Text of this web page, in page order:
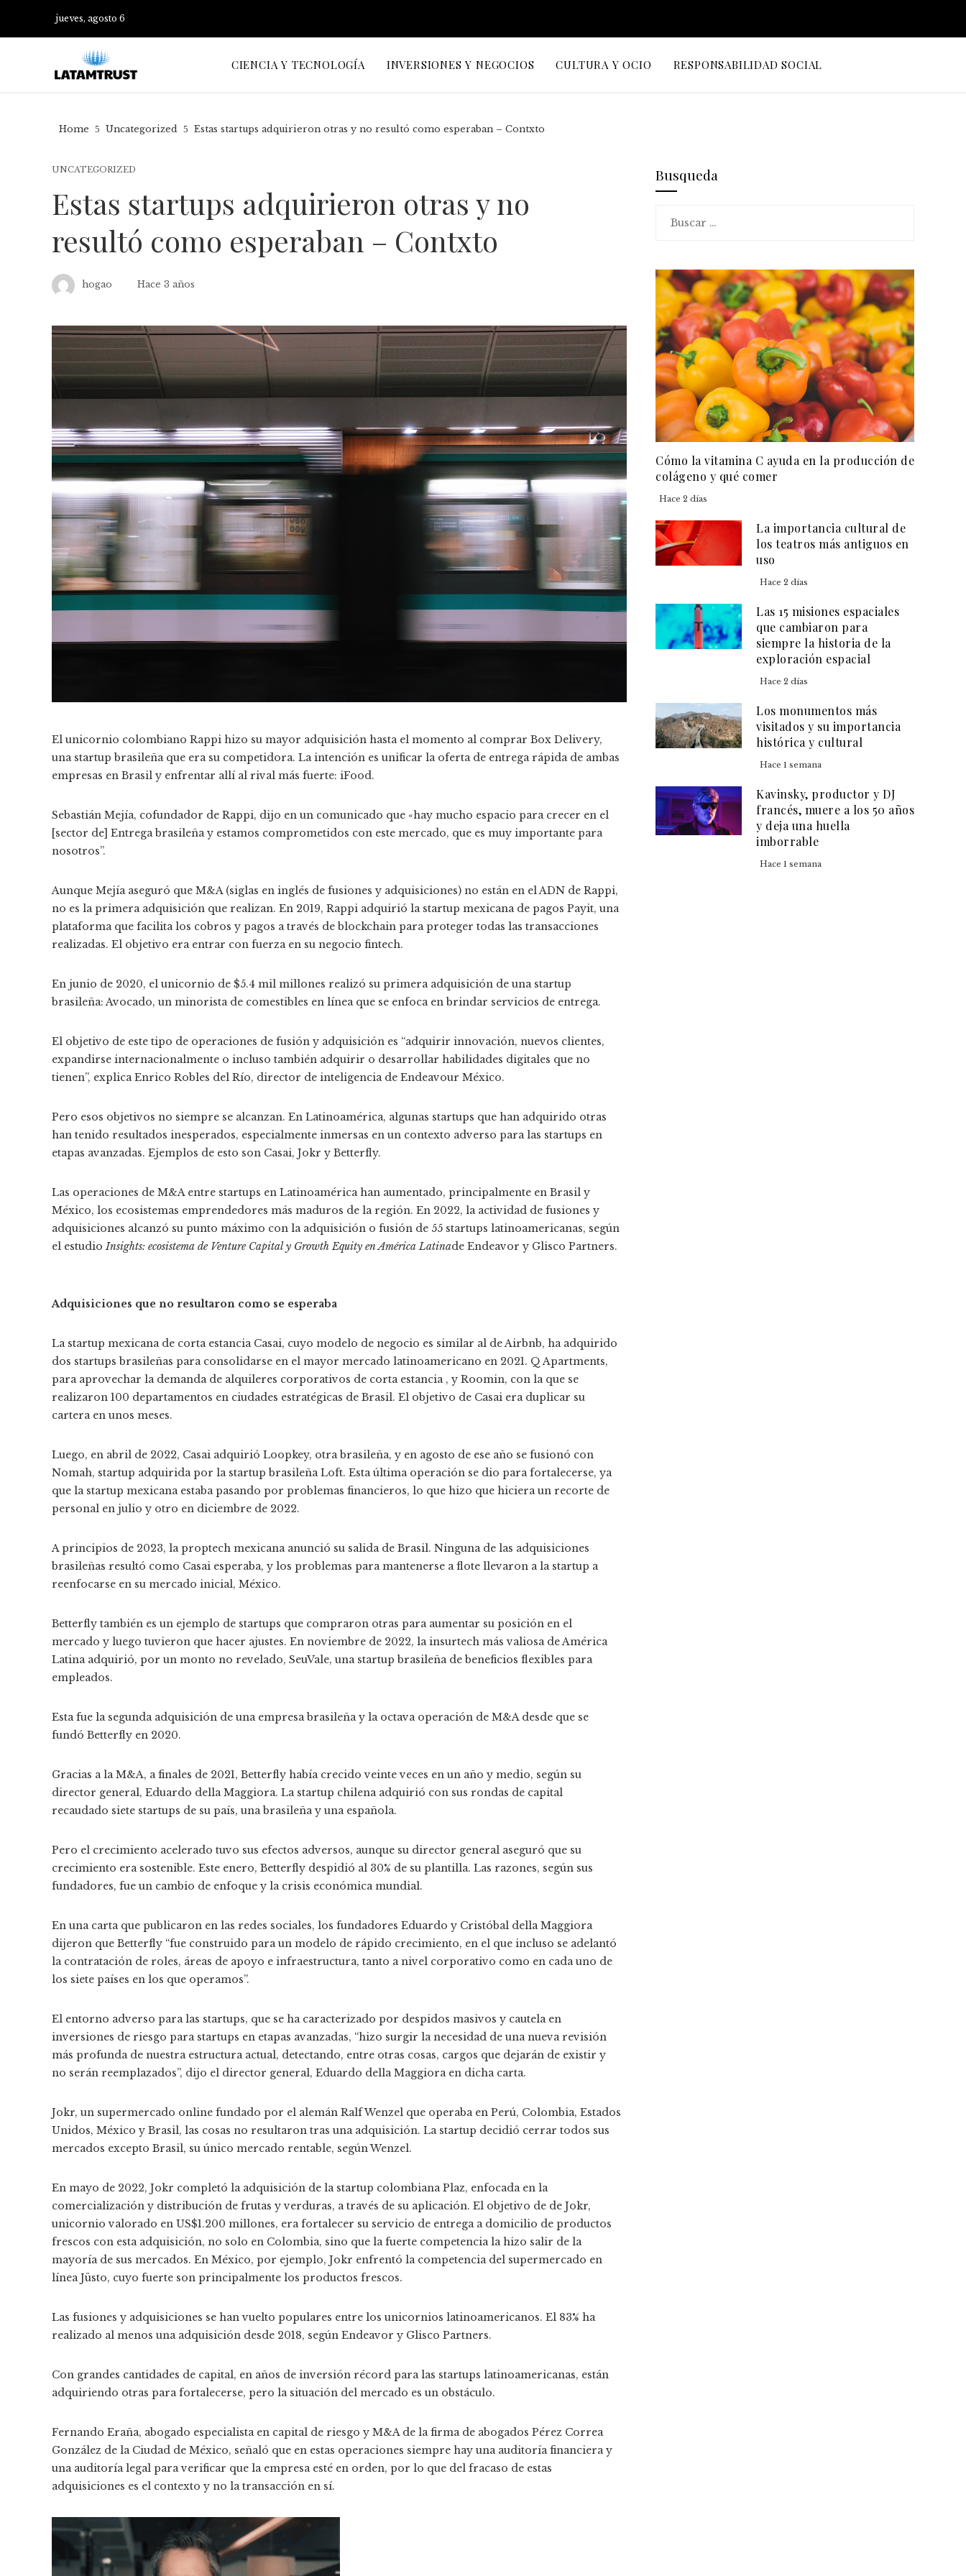
jueves, agosto 6
CIENCIA Y TECNOLOGÍA INVERSIONES Y NEGOCIOS CULTURA Y OCIO RESPONSABILIDAD SOCIAL
Home Uncategorized Estas startups adquirieron otras y no resultó como esperaban – Contxto
UNCATEGORIZED
Estas startups adquirieron otras y no
resultó como esperaban – Contxto
hogao Hace 3 años
El unicornio colombiano Rappi hizo su mayor adquisición hasta el momento al comprar Box Delivery,
una startup brasileña que era su competidora. La intención es unificar la oferta de entrega rápida de ambas
empresas en Brasil y enfrentar allí al rival más fuerte: iFood.
Sebastián Mejía, cofundador de Rappi, dijo en un comunicado que «hay mucho espacio para crecer en el
[sector de] Entrega brasileña y estamos comprometidos con este mercado, que es muy importante para
nosotros”.
Aunque Mejía aseguró que M&A (siglas en inglés de fusiones y adquisiciones) no están en el ADN de Rappi,
no es la primera adquisición que realizan. En 2019, Rappi adquirió la startup mexicana de pagos Payit, una
plataforma que facilita los cobros y pagos a través de blockchain para proteger todas las transacciones
realizadas. El objetivo era entrar con fuerza en su negocio fintech.
En junio de 2020, el unicornio de $5.4 mil millones realizó su primera adquisición de una startup
brasileña: Avocado, un minorista de comestibles en línea que se enfoca en brindar servicios de entrega.
El objetivo de este tipo de operaciones de fusión y adquisición es “adquirir innovación, nuevos clientes,
expandirse internacionalmente o incluso también adquirir o desarrollar habilidades digitales que no
tienen”, explica Enrico Robles del Río, director de inteligencia de Endeavour México.
Pero esos objetivos no siempre se alcanzan. En Latinoamérica, algunas startups que han adquirido otras
han tenido resultados inesperados, especialmente inmersas en un contexto adverso para las startups en
etapas avanzadas. Ejemplos de esto son Casai, Jokr y Betterfly.
Las operaciones de M&A entre startups en Latinoamérica han aumentado, principalmente en Brasil y
México, los ecosistemas emprendedores más maduros de la región. En 2022, la actividad de fusiones y
adquisiciones alcanzó su punto máximo con la adquisición o fusión de 55 startups latinoamericanas, según
el estudioInsights: ecosistema de Venture Capital y Growth Equity en América Latinade Endeavor y Glisco Partners.
Adquisiciones que no resultaron como se esperaba
La startup mexicana de corta estancia Casai, cuyo modelo de negocio es similar al de Airbnb, ha adquirido
dos startups brasileñas para consolidarse en el mayor mercado latinoamericano en 2021. Q Apartments,
para aprovechar la demanda de alquileres corporativos de corta estancia , y Roomin, con la que se
realizaron 100 departamentos en ciudades estratégicas de Brasil. El objetivo de Casai era duplicar su
cartera en unos meses.
Luego, en abril de 2022, Casai adquirió Loopkey, otra brasileña, y en agosto de ese año se fusionó con
Nomah, startup adquirida por la startup brasileña Loft. Esta última operación se dio para fortalecerse, ya
que la startup mexicana estaba pasando por problemas financieros, lo que hizo que hiciera un recorte de
personal en julio y otro en diciembre de 2022.
A principios de 2023, la proptech mexicana anunció su salida de Brasil. Ninguna de las adquisiciones
brasileñas resultó como Casai esperaba, y los problemas para mantenerse a flote llevaron a la startup a
reenfocarse en su mercado inicial, México.
Betterfly también es un ejemplo de startups que compraron otras para aumentar su posición en el
mercado y luego tuvieron que hacer ajustes. En noviembre de 2022, la insurtech más valiosa de América
Latina adquirió, por un monto no revelado, SeuVale, una startup brasileña de beneficios flexibles para
empleados.
Esta fue la segunda adquisición de una empresa brasileña y la octava operación de M&A desde que se
fundó Betterfly en 2020.
Gracias a la M&A, a finales de 2021, Betterfly había crecido veinte veces en un año y medio, según su
director general, Eduardo della Maggiora. La startup chilena adquirió con sus rondas de capital
recaudado siete startups de su país, una brasileña y una española.
Pero el crecimiento acelerado tuvo sus efectos adversos, aunque su director general aseguró que su
crecimiento era sostenible. Este enero, Betterfly despidió al 30% de su plantilla. Las razones, según sus
fundadores, fue un cambio de enfoque y la crisis económica mundial.
En una carta que publicaron en las redes sociales, los fundadores Eduardo y Cristóbal della Maggiora
dijeron que Betterfly “fue construido para un modelo de rápido crecimiento, en el que incluso se adelantó
la contratación de roles, áreas de apoyo e infraestructura, tanto a nivel corporativo como en cada uno de
los siete países en los que operamos”.
El entorno adverso para las startups, que se ha caracterizado por despidos masivos y cautela en
inversiones de riesgo para startups en etapas avanzadas, “hizo surgir la necesidad de una nueva revisión
más profunda de nuestra estructura actual, detectando, entre otras cosas, cargos que dejarán de existir y
no serán reemplazados”, dijo el director general, Eduardo della Maggiora en dicha carta.
Jokr, un supermercado online fundado por el alemán Ralf Wenzel que operaba en Perú, Colombia, Estados
Unidos, México y Brasil, las cosas no resultaron tras una adquisición. La startup decidió cerrar todos sus
mercados excepto Brasil, su único mercado rentable, según Wenzel.
En mayo de 2022, Jokr completó la adquisición de la startup colombiana Plaz, enfocada en la
comercialización y distribución de frutas y verduras, a través de su aplicación. El objetivo de de Jokr,
unicornio valorado en US$1.200 millones, era fortalecer su servicio de entrega a domicilio de productos
frescos con esta adquisición, no solo en Colombia, sino que la fuerte competencia la hizo salir de la
mayoría de sus mercados. En México, por ejemplo, Jokr enfrentó la competencia del supermercado en
línea Jüsto, cuyo fuerte son principalmente los productos frescos.
Las fusiones y adquisiciones se han vuelto populares entre los unicornios latinoamericanos. El 83% ha
realizado al menos una adquisición desde 2018, según Endeavor y Glisco Partners.
Con grandes cantidades de capital, en años de inversión récord para las startups latinoamericanas, están
adquiriendo otras para fortalecerse, pero la situación del mercado es un obstáculo.
Fernando Eraña, abogado especialista en capital de riesgo y M&A de la firma de abogados Pérez Correa
González de la Ciudad de México, señaló que en estas operaciones siempre hay una auditoría financiera y
una auditoría legal para verificar que la empresa esté en orden, por lo que del fracaso de estas
adquisiciones es el contexto y no la transacción en sí.
Busqueda
Cómo la vitamina C ayuda en la producción de
colágeno y qué comer
Hace 2 días
La importancia cultural de
los teatros más antiguos en
uso
Hace 2 días
Las 15 misiones espaciales
que cambiaron para
siempre la historia de la
exploración espacial
Hace 2 días
Los monumentos más
visitados y su importancia
histórica y cultural
Hace 1 semana
Kavinsky, productor y DJ
francés, muere a los 50 años
y deja una huella
imborrable
Hace 1 semana